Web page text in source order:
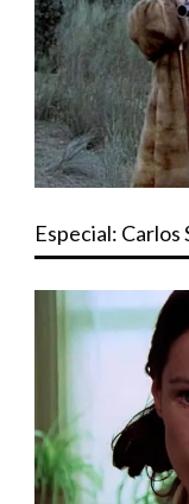
Especial: Carlos